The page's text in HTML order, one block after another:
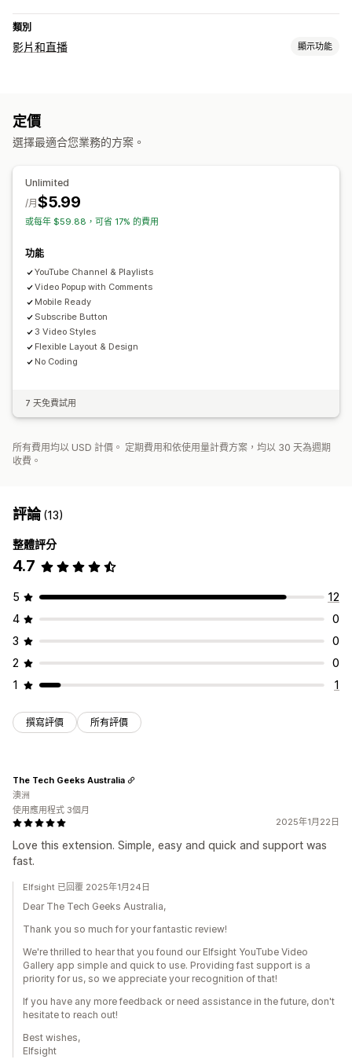
類別
影片和直播 顯示功能
定價
選擇最適合您業務的方案。
Unlimited
$5.99
/月
或每年 $59.88，可省 17% 的費用
功能
YouTube Channel & Playlists
Video Popup with Comments
Mobile Ready
Subscribe Button
3 Video Styles
Flexible Layout & Design
No Coding
7 天免費試用
所有費用均以 USD 計價。 定期費用和依使用量計費方案，均以 30 天為週期
收費。
評論(13)
整體評分
4.7
5
12
4
0
3
0
2
0
1
1
撰寫評價 所有評價
2025年1月22日
Love this extension. Simple, easy and quick and support was
fast.
The Tech Geeks Australia
澳洲
使用應用程式 3個月
Elfsight 已回覆 2025年1月24日
Dear The Tech Geeks Australia,
Thank you so much for your fantastic review!
We're thrilled to hear that you found our Elfsight YouTube Video
Gallery app simple and quick to use. Providing fast support is a
priority for us, so we appreciate your recognition of that!
If you have any more feedback or need assistance in the future, don't
hesitate to reach out!
Best wishes,
Elfsight